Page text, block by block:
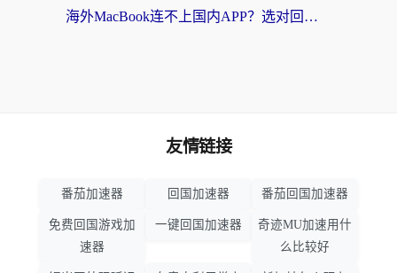
海外MacBook连不上国内APP？选对回国VPN，告别地区限制的烦恼
友情链接
番茄加速器 回国加速器 番茄回国加速器
免费回国游戏加
速器
一键回国加速器
奇迹MU加速用什
么比较好